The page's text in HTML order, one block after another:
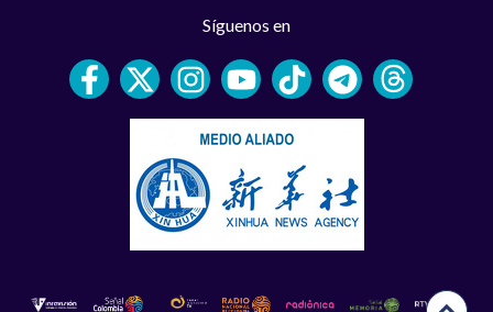
Síguenos en